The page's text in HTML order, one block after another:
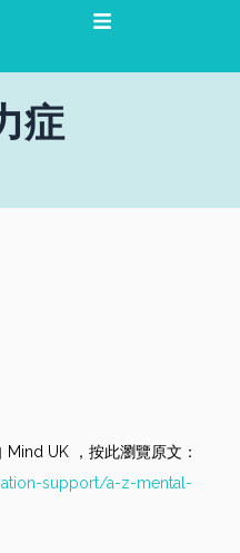
症
UK ，按此瀏覽原文：
support/a-z-mental-